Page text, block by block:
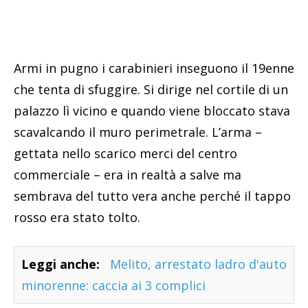
Armi in pugno i carabinieri inseguono il 19enne
che tenta di sfuggire. Si dirige nel cortile di un
palazzo lì vicino e quando viene bloccato stava
scavalcando il muro perimetrale. L’arma –
gettata nello scarico merci del centro
commerciale – era in realtà a salve ma
sembrava del tutto vera anche perché il tappo
rosso era stato tolto.
Leggi anche:
Melito, arrestato ladro d'auto
minorenne: caccia ai 3 complici